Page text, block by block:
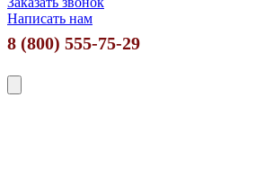
Написать нам
8 (800) 555-75-29